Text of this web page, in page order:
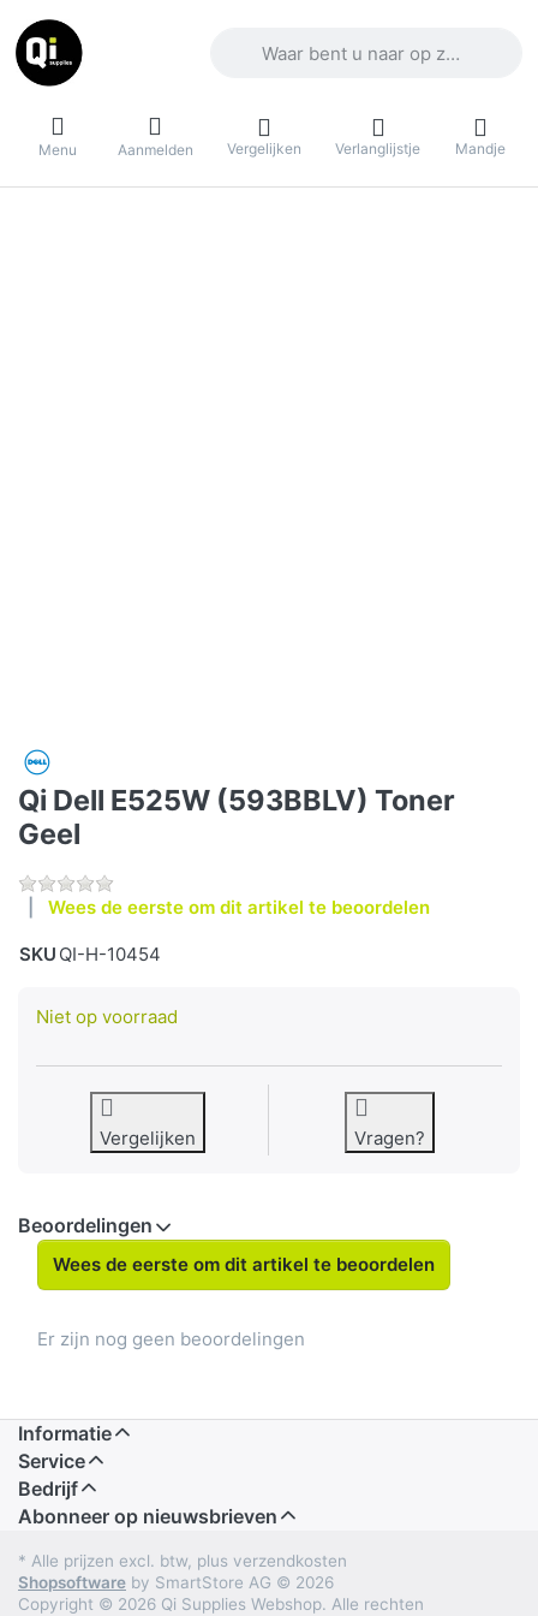
Menu Aanmelden Vergelijken Verlanglijstje Mandje
Qi Dell E525W (593BBLV) Toner
Geel
Wees de eerste om dit artikel te beoordelen
SKU QI-H-10454
Niet op voorraad
Vergelijken Vragen?
Beoordelingen
Wees de eerste om dit artikel te beoordelen
Er zijn nog geen beoordelingen
Informatie
Service
Bedrijf
Abonneer op nieuwsbrieven
* Alle prijzen excl. btw, plus verzendkosten
Shopsoftware by SmartStore AG © 2026
Copyright © 2026 Qi Supplies Webshop. Alle rechten